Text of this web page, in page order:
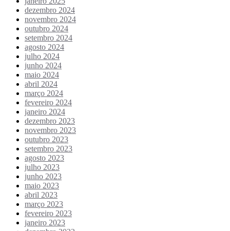
dezembro 2024
novembro 2024
outubro 2024
setembro 2024
agosto 2024
julho 2024
junho 2024
maio 2024
abril 2024
março 2024
fevereiro 2024
janeiro 2024
dezembro 2023
novembro 2023
outubro 2023
setembro 2023
agosto 2023
julho 2023
junho 2023
maio 2023
abril 2023
março 2023
fevereiro 2023
janeiro 2023